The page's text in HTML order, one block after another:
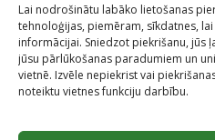
Lai nodrošinātu labāko lietošanas
tehnoloģijas, piemēram, sīkdatnes,
informācijai. Sniedzot piekrišanu, jūs
jūsu pārlūkošanas paradumiem un
vietnē. Izvēle nepiekrist vai
noteiktu vietnes funkciju darbību.
©2026 Veselīgs rīdzinieks
informāciju, atsauce uz